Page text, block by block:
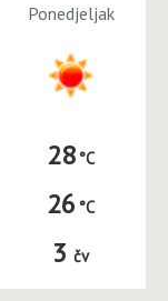
Ponedjeljak
28
26
3 čv